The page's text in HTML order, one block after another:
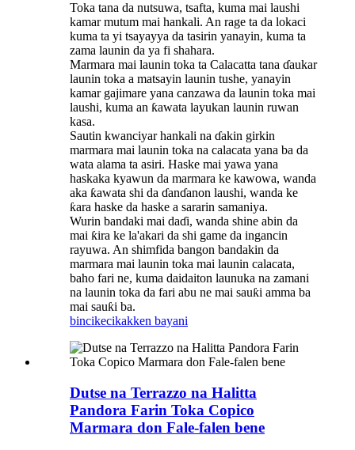
Toka tana da nutsuwa, tsafta, kuma mai laushi
kamar mutum mai hankali. An rage ta da lokaci
kuma ta yi tsayayya da tasirin yanayin, kuma ta
zama launin da ya fi shahara.
Marmara mai launin toka ta Calacatta tana ɗaukar
launin toka a matsayin launin tushe, yanayin
kamar gajimare yana canzawa da launin toka mai
laushi, kuma an ƙawata layukan launin ruwan
kasa.
Sautin kwanciyar hankali na ɗakin girkin
marmara mai launin toka na calacata yana ba da
wata alama ta asiri. Haske mai yawa yana
haskaka kyawun da marmara ke kawowa, wanda
aka ƙawata shi da ɗanɗanon laushi, wanda ke
ƙara haske da haske a sararin samaniya.
Wurin bandaki mai daɗi, wanda shine abin da
mai ƙira ke la'akari da shi game da ingancin
rayuwa. An shimfida bangon bandakin da
marmara mai launin toka mai launin calacata,
baho fari ne, kuma daidaiton launuka na zamani
na launin toka da fari abu ne mai sauƙi amma ba
mai sauƙi ba.
bincikecikakken bayani
Dutse na Terrazzo na Halitta
Pandora Farin Toka Copico
Marmara don Fale-falen bene